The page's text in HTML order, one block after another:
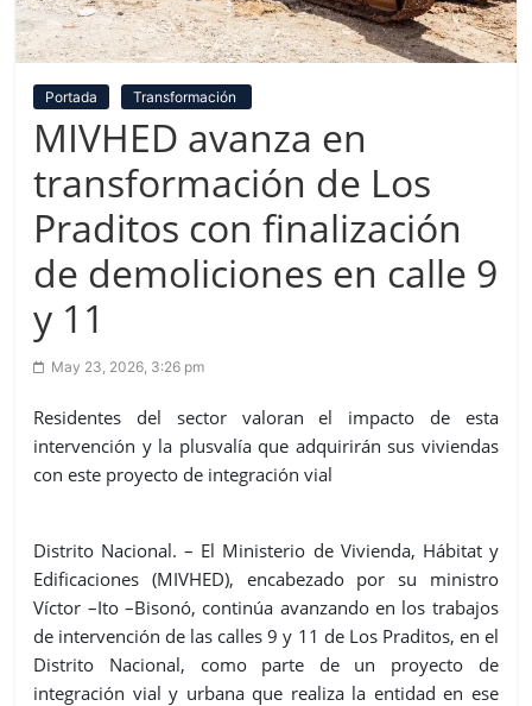
Portada Transformación
MIVHED avanza en
transformación de Los
Praditos con finalización
de demoliciones en calle 9
y 11
May 23, 2026, 3:26 pm
Residentes del sector valoran el impacto de esta
intervención y la plusvalía que adquirirán sus viviendas
con este proyecto de integración vial
Distrito Nacional. – El Ministerio de Vivienda, Hábitat y
Edificaciones (MIVHED), encabezado por su ministro
Víctor –Ito –Bisonó, continúa avanzando en los trabajos
de intervención de las calles 9 y 11 de Los Praditos, en el
Distrito Nacional, como parte de un proyecto de
integración vial y urbana que realiza la entidad en ese